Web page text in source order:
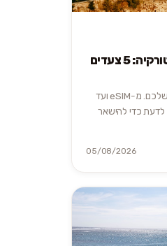
צ'ק-ליסט דיגיטלי לפני טיסה לטורקיה: 5 צעדים
לפני שתטוסו לטורקיה, בדקו את הטלפון שלכם. מ-eSIM ועד
לדעת כדי להישאר
05/08/2026